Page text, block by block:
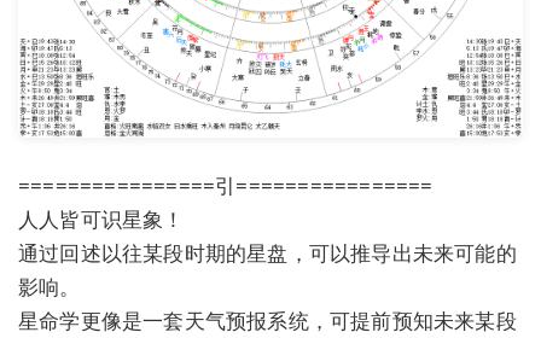
================引================
人人皆可识星象！
通过回述以往某段时期的星盘，可以推导出未来可能的
影响。
星命学更像是一套天气预报系统，可提前预知未来某段